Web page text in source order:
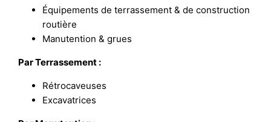
Équipements de terrassement & de construction
routière
Manutention & grues
ParTerrassement :
Rétrocaveuses
Excavatrices